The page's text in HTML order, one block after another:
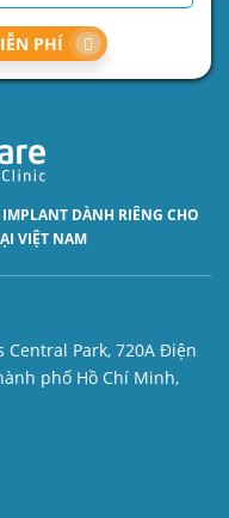
PHÍ
DÀNH RIÊNG CHO
VIỆT NAM
Central Park, 720A Điện
phố Hồ Chí Minh,